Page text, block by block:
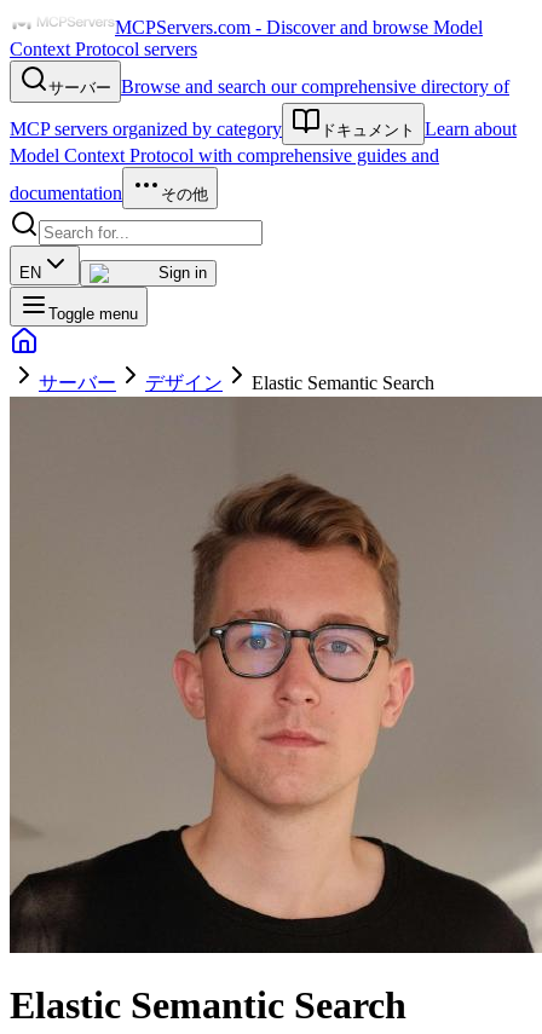
MCPServers.com - Discover and browse Model
Context Protocol servers
サーバー Browse and search our comprehensive directory of
MCP servers organized by category ドキュメント
Learn about
Model Context Protocol with comprehensive guides and
documentation
その他
EN Sign in
Toggle menu
サーバー デザイン Elastic Semantic Search
Elastic Semantic Search